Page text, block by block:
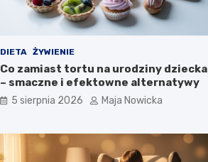
DIETA ŻYWIENIE
Co zamiast tortu na urodziny dziecka
– smaczne i efektowne alternatywy
5 sierpnia 2026 Maja Nowicka